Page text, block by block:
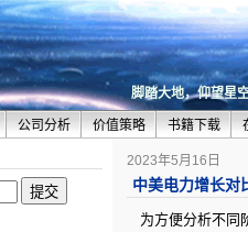
脚踏大地，仰望星
公司分析 价值策略 书籍下载
2023年5月16日
中美电力增长对
为方便分析不同